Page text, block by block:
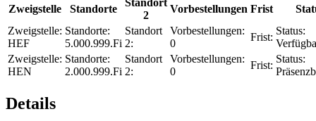
Zweigstelle Standorte
2
Vorbestellungen Frist
Zweigstelle:
HEF
Standorte:
5.000.999.Fi
Standort
2:
Vorbestellungen:
0
Frist:
Status:
Zweigstelle:
HEN
Standorte:
2.000.999.Fi
Standort
2:
Vorbestellungen:
0
Frist:
Status:
Details